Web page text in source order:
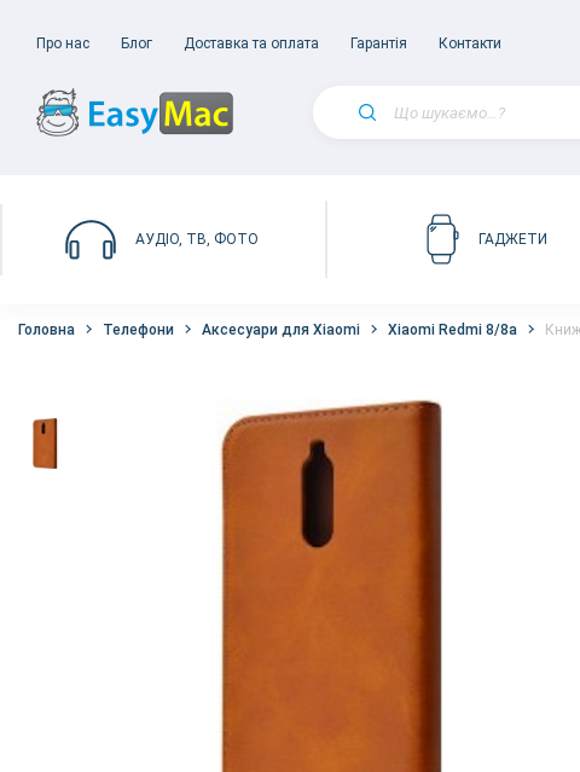
Про нас Блог Доставка та оплата Гарантія Контакти
АУДІО, ТВ, ФОТО ГАДЖЕТИ
Головна Телефони Аксесуари для Xiaomi Xiaomi Redmi 8/8a